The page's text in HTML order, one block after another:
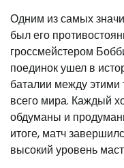
Одним из самых
был его
гроссмейстером
поединок ушел в
баталии между
всего мира. Каждый
обдуманы и
итоге, матч
высокий уровень